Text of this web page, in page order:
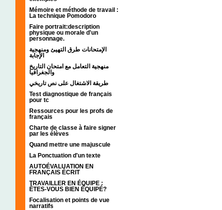
Mémoire et méthode de travail :
La technique Pomodoro
Faire portrait:description
physique ou morale d'un
personnage.
الإمتحانات طرق التهيئ ومنهجية
الإجابة
منهجية التعامل مع امتحان التاريخ
والجغرافيا
طريقة الاشتغال على نص تاريخي
Test diagnostique de français
pour tc
Ressources pour les profs de
français
Charte de classe à faire signer
par les élèves
Quand mettre une majuscule
La Ponctuation d'un texte
AUTOÉVALUATION EN
FRANÇAIS ÉCRIT
TRAVAILLER EN ÉQUIPE :
ÊTES-VOUS BIEN ÉQUIPÉ?
Focalisation et points de vue
narratifs